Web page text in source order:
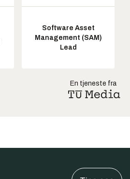
Software Asset
Management (SAM)
Lead
En tjeneste fra